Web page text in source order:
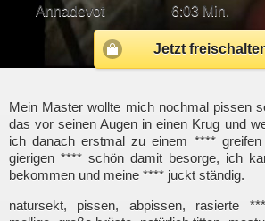
Annadevot
6:03 Min.
Jetzt
Mein Master wollte mich nochmal pissen
das vor seinen Augen in einen Krug und
ich danach erstmal zu einem ****
gierigen **** schön damit besorge, ich
bekommen und meine **** juckt ständig.
natursekt, pissen, abpissen, rasierte